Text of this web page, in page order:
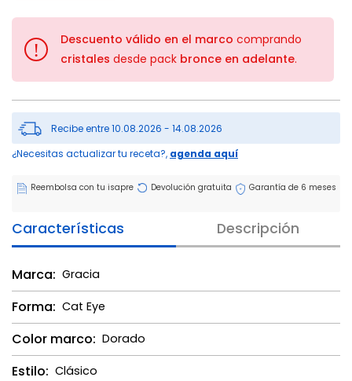
! Descuento válido en el marco comprando
cristales desde pack bronce en adelante.
Recibe entre 10.08.2026 - 14.08.2026
¿Necesitas actualizar tu receta?, agenda aquí
Reembolsa con tu isapre Devolución gratuita Garantía de 6 meses
Características Descripción
Marca: Gracia
Forma: Cat Eye
Color marco: Dorado
Estilo: Clásico